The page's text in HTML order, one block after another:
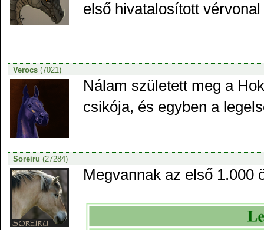
első hivatalosított
Verocs(7021)
Nálam született meg a
csikója, és egyben a
Soreiru (27284)
Megvannak az első 1.000